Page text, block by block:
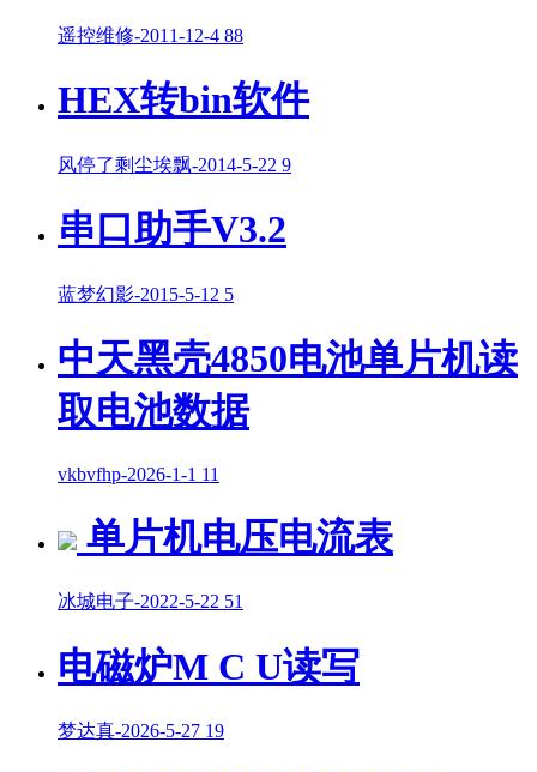
遥控维修-2011-12-4 88
HEX转bin软件
风停了剩尘埃飘-2014-5-22 9
串口助手V3.2
蓝梦幻影-2015-5-12 5
中天黑壳4850电池单片机读
取电池数据
vkbvfhp-2026-1-1 11
单片机电压电流表
冰城电子-2022-5-22 51
电磁炉M C U读写
梦达真-2026-5-27 19